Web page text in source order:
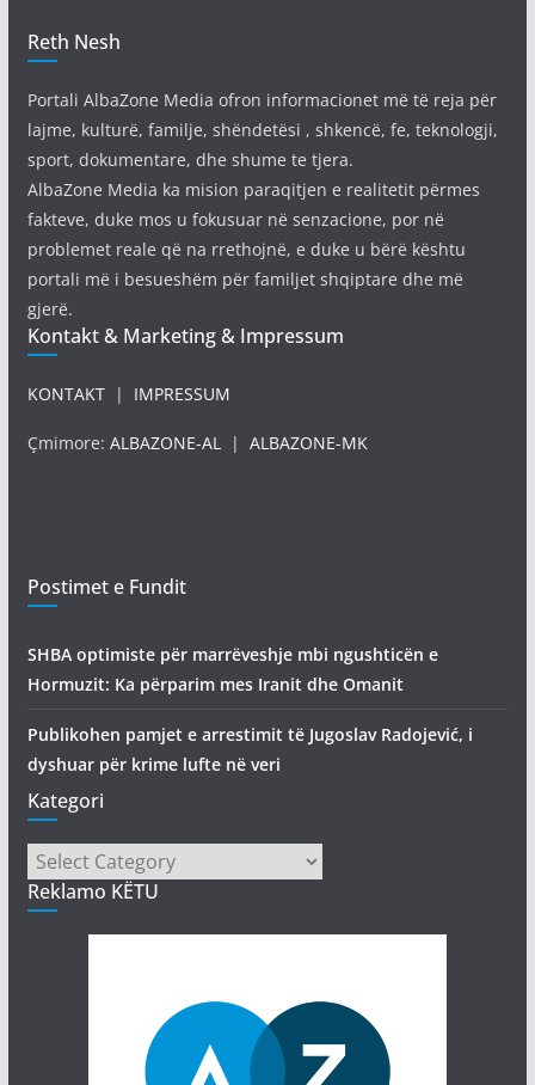
Reth Nesh
Portali AlbaZone Media ofron informacionet më të reja për
lajme, kulturë, familje, shëndetësi , shkencë, fe, teknologji,
sport, dokumentare, dhe shume te tjera.
AlbaZone Media ka mision paraqitjen e realitetit përmes
fakteve, duke mos u fokusuar në senzacione, por në
problemet reale që na rrethojnë, e duke u bërë kështu
portali më i besueshëm për familjet shqiptare dhe më
gjerë.
Kontakt & Marketing & Impressum
KONTAKT| IMPRESSUM
Çmimore: ALBAZONE-AL| ALBAZONE-MK
Postimet e Fundit
SHBA optimiste për marrëveshje mbi ngushticën e
Hormuzit: Ka përparim mes Iranit dhe Omanit
Publikohen pamjet e arrestimit të Jugoslav Radojević, i
dyshuar për krime lufte në veri
Kategori
Kategori
Reklamo KËTU